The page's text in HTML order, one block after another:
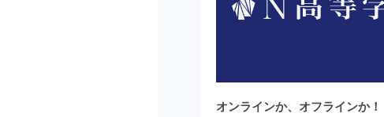
オンラインか、オフラインか！